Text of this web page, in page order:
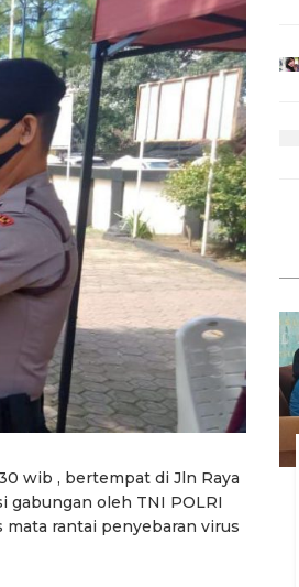
wib , bertempat di Jln Raya
gabungan oleh TNI POLRI
mata rantai penyebaran virus